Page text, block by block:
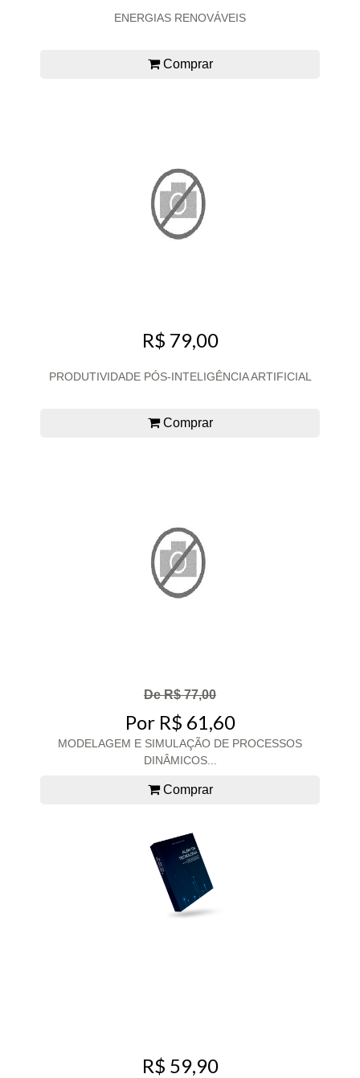
ENERGIAS RENOVÁVEIS
Comprar
R$ 79,00
PRODUTIVIDADE PÓS-INTELIGÊNCIA ARTIFICIAL
Comprar
De R$ 77,00
Por R$ 61,60
MODELAGEM E SIMULAÇÃO DE PROCESSOS
DINÂMICOS...
Comprar
R$ 59,90